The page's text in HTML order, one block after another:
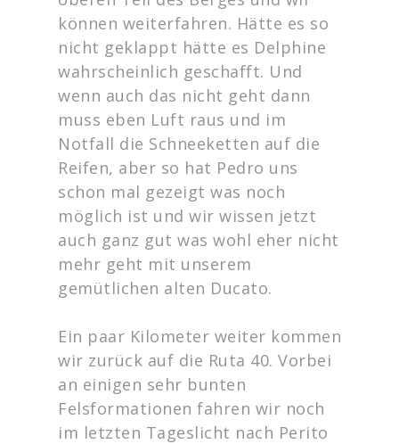
können weiterfahren. Hätte es so
nicht geklappt hätte es Delphine
wahrscheinlich geschafft. Und
wenn auch das nicht geht dann
muss eben Luft raus und im
Notfall die Schneeketten auf die
Reifen, aber so hat Pedro uns
schon mal gezeigt was noch
möglich ist und wir wissen jetzt
auch ganz gut was wohl eher nicht
mehr geht mit unserem
gemütlichen alten Ducato.
Ein paar Kilometer weiter kommen
wir zurück auf die Ruta 40. Vorbei
an einigen sehr bunten
Felsformationen fahren wir noch
im letzten Tageslicht nach Perito